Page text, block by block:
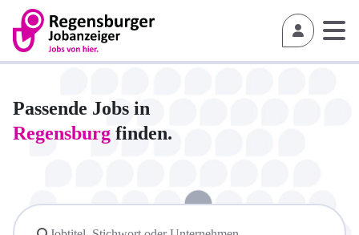
Passende Jobs in
Regensburg finden.